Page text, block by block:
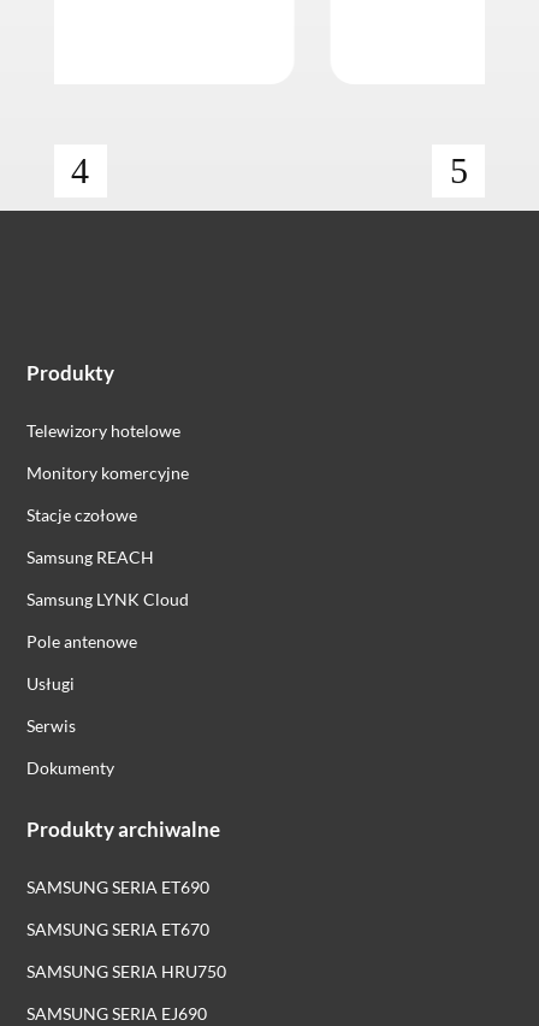
Produkty
Telewizory hotelowe
Monitory komercyjne
Stacje czołowe
Samsung REACH
Samsung LYNK Cloud
Pole antenowe
Usługi
Serwis
Dokumenty
Produkty archiwalne
SAMSUNG SERIA ET690
SAMSUNG SERIA ET670
SAMSUNG SERIA HRU750
SAMSUNG SERIA EJ690